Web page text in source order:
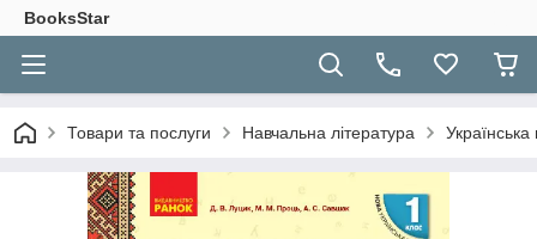
BooksStar
Товари та послуги Навчальна література